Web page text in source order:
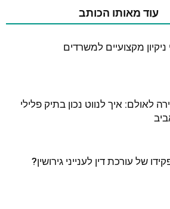
עוד מאותו הכותב
ניקיון מקצועיים למשרדים
לאולם: איך לנווט נכון בתיק פלילי
של עורכת דין לענייני גירושין?